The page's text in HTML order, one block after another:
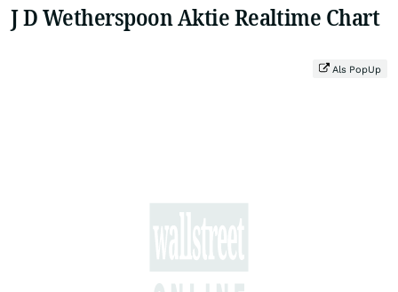
J D Wetherspoon Aktie Realtime Chart
Als PopUp